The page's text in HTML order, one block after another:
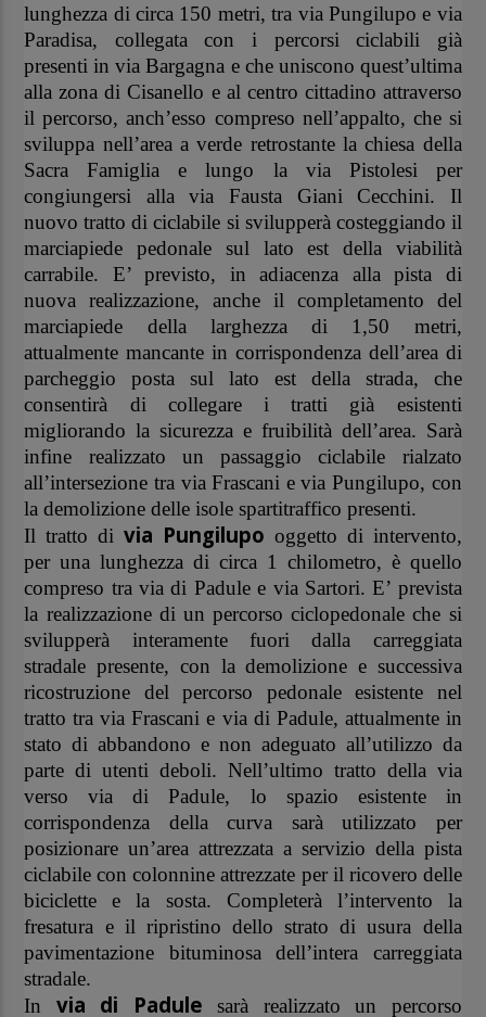
lunghezza di circa 150 metri, tra via Pungilupo e via
Paradisa, collegata con i percorsi ciclabili già
presenti in via Bargagna e che uniscono quest’ultima
alla zona di Cisanello e al centro cittadino attraverso
il percorso, anch’esso compreso nell’appalto, che si
sviluppa nell’area a verde retrostante la chiesa della
Sacra Famiglia e lungo la via Pistolesi per
congiungersi alla via Fausta Giani Cecchini. Il
nuovo tratto di ciclabile si svilupperà costeggiando il
marciapiede pedonale sul lato est della viabilità
carrabile. E’ previsto, in adiacenza alla pista di
nuova realizzazione, anche il completamento del
marciapiede della larghezza di 1,50 metri,
attualmente mancante in corrispondenza dell’area di
parcheggio posta sul lato est della strada, che
consentirà di collegare
i tratti già esistenti
migliorando la sicurezza e fruibilità dell’area. Sarà
infine realizzato un passaggio ciclabile rialzato
all’intersezione tra via Frascani e via Pungilupo, con
la demolizione delle isole spartitraffico presenti.
Il tratto divia Pungilupo oggetto di intervento,
per una lunghezza di circa 1 chilometro, è quello
compreso tra via di Padule e via Sartori. E’ prevista
la realizzazione di un percorso ciclopedonale che si
svilupperà interamente fuori dalla carreggiata
stradale presente, con la demolizione e successiva
ricostruzione del percorso pedonale esistente nel
tratto tra via Frascani e via di Padule, attualmente in
stato di abbandono e non adeguato all’utilizzo da
parte di utenti deboli. Nell’ultimo tratto della via
verso via di Padule, lo spazio esistente in
corrispondenza della curva sarà utilizzato per
posizionare un’area attrezzata a servizio della pista
ciclabile con colonnine attrezzate per il ricovero delle
biciclette e la sosta. Completerà l’intervento la
fresatura e il ripristino dello strato di usura della
pavimentazione bituminosa
dell’intera carreggiata
stradale.
In via di Padule sarà realizzato un percorso